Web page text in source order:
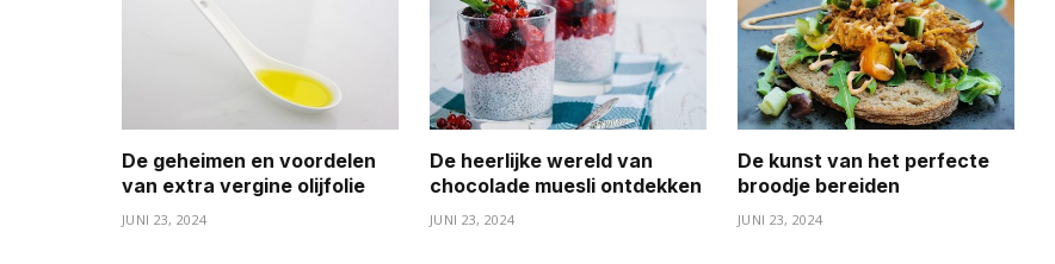
De geheimen en voordelen
van extra vergine olijfolie
JUNI 23, 2024
De heerlijke wereld van
chocolade muesli ontdekken
JUNI 23, 2024
De kunst van het perfecte
broodje bereiden
JUNI 23, 2024